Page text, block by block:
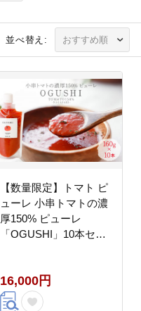
並べ替え:
【数量限定】トマト ピ
ューレ 小串トマトの濃
厚150% ピューレ
「OGUSHI」10本セッ
16,000円